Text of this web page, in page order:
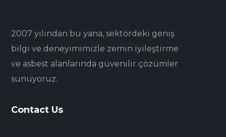
2007 yılından bu yana, sektördeki geniş
bilgi ve deneyimimizle zemin iyileştirme
ve asbest alanlarında güvenilir çözümler
sunuyoruz.
Contact Us